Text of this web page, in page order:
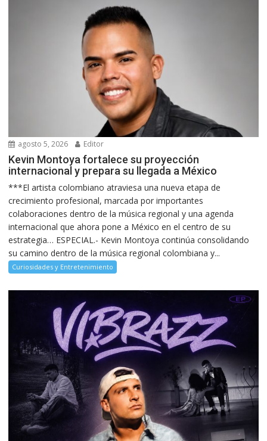
agosto 5, 2026 Editor
Kevin Montoya fortalece su proyección
internacional y prepara su llegada a México
***El artista colombiano atraviesa una nueva etapa de
crecimiento profesional, marcada por importantes
colaboraciones dentro de la música regional y una agenda
internacional que ahora pone a México en el centro de su
estrategia… ESPECIAL.- Kevin Montoya continúa consolidando
su camino dentro de la música regional colombiana y...
Curiosidades y Entretenimiento